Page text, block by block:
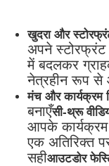
खुदरा और
अपने स्टोरफ्रंट
में बदलकर
नेत्रहीन रूप से
मंच और कार्यक्रम
बनाएँसी-थ्रू
आपके कार्यक्रम
एक अतिरिक्त
सहीआउटडोर